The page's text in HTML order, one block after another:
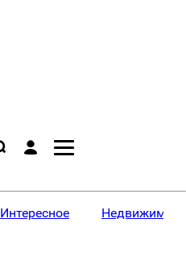
Интересное